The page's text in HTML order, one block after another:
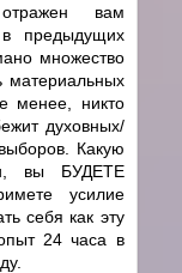
вам
предыдущих
множество
материальных
менее, никто
духовных/
Какую
вы БУДЕТЕ
усилие
себя как эту
24 часа в